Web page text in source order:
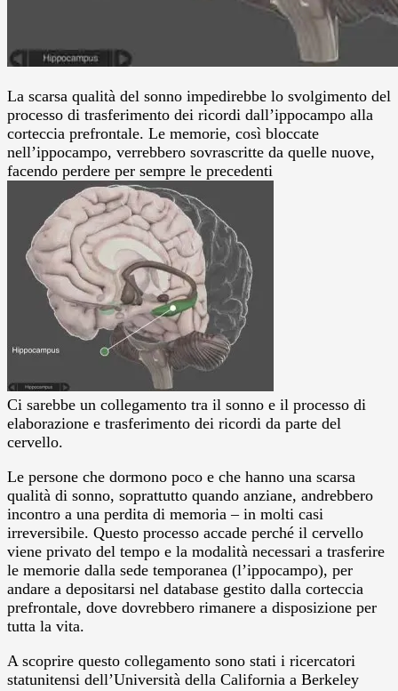
La scarsa qualità del sonno impedirebbe lo svolgimento del
processo di trasferimento dei ricordi dall’ippocampo alla
corteccia prefrontale. Le memorie, così bloccate
nell’ippocampo, verrebbero sovrascritte da quelle nuove,
facendo perdere per sempre le precedenti
Ci sarebbe un collegamento tra il sonno e il processo di
elaborazione e trasferimento dei ricordi da parte del
cervello.
Le persone che dormono poco e che hanno una scarsa
qualità di sonno, soprattutto quando anziane, andrebbero
incontro a una perdita di memoria – in molti casi
irreversibile. Questo processo accade perché il cervello
viene privato del tempo e la modalità necessari a trasferire
le memorie dalla sede temporanea (l’ippocampo), per
andare a depositarsi nel database gestito dalla corteccia
prefrontale, dove dovrebbero rimanere a disposizione per
tutta la vita.
A scoprire questo collegamento sono stati i ricercatori
statunitensi dell’Università della California a Berkeley